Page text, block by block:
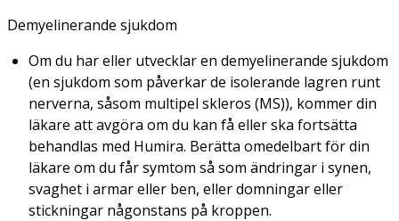
Demyelinerande sjukdom
Om du har eller utvecklar en demyelinerande sjukdom
(en sjukdom som påverkar de isolerande lagren runt
nerverna, såsom multipel skleros (MS)), kommer din
läkare att avgöra om du kan få eller ska fortsätta
behandlas med Humira. Berätta omedelbart för din
läkare om du får symtom så som ändringar i synen,
svaghet i armar eller ben, eller domningar eller
stickningar någonstans på kroppen.